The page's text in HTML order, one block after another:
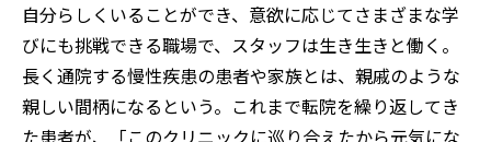
自分らしくいることができ、意欲に応じてさまざまな学
びにも挑戦できる職場で、スタッフは生き生きと働く。
長く通院する慢性疾患の患者や家族とは、親戚のような
親しい間柄になるという。これまで転院を繰り返してき